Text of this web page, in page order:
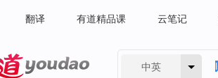
翻译 有道精品课 云笔记
中英